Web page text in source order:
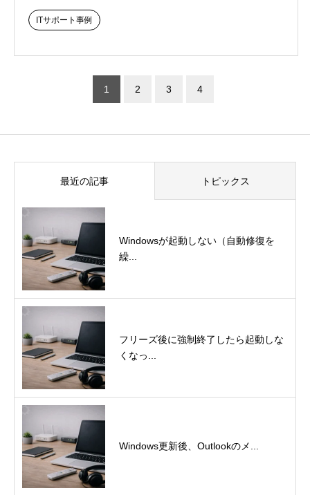
ITサポート事例
1 2 3 4
最近の記事 トピックス
Windowsが起動しない（自動修復を
繰...
フリーズ後に強制終了したら起動しな
くなっ...
Windows更新後、Outlookのメ...